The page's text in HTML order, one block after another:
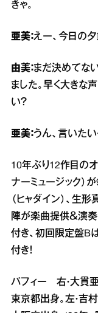
きゃ。
亜美：えー、今日の夕
由美：まだ決めてな
ました。早く大きな
い？
亜美：うん、言いたい
10年ぶり12作目のオ
ナーミュージック）
（ヒャダイン）、生
陣が楽曲提供＆演
付き、初回限定盤B
付き！
パフィー 右・大貫
東京都出身。左・吉